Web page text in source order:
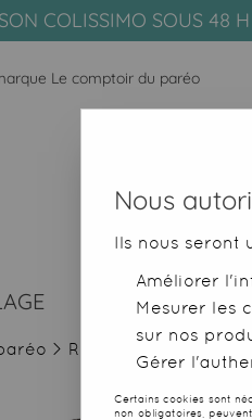
COLISSIMO SOUS 48
Le comptoir du paréo
> Robe paréo plage
Nous
Ils nous seront
Améliorer
Mesurer les
sur nos
Gérer
Certains cookies sont
non obligatoires,